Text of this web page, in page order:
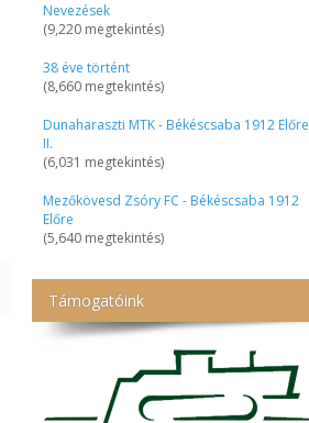
Nevezések
(9,220 megtekintés)
38 éve történt
(8,660 megtekintés)
Dunaharaszti MTK - Békéscsaba 1912 Előre
II.
(6,031 megtekintés)
Mezőkövesd Zsóry FC - Békéscsaba 1912
Előre
(5,640 megtekintés)
Támogatóink